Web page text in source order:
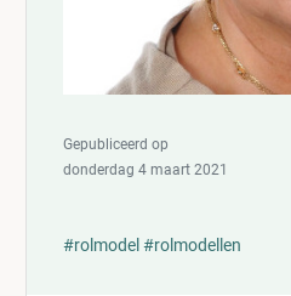
Gepubliceerd op
donderdag 4 maart 2021
#rolmodel #rolmodellen